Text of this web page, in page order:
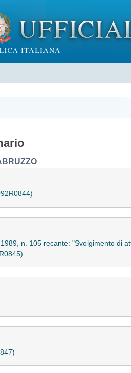
n. 105 recante: "Svolgimento di